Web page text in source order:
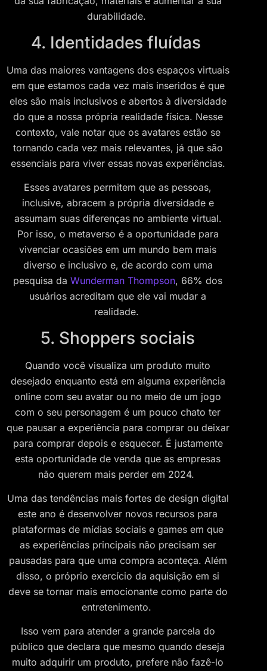
durabilidade.
4. Identidades fluídas
Uma das maiores vantagens dos espaços virtuais
em que estamos cada vez mais inseridos é que
eles são mais inclusivos e abertos à diversidade
do que a nossa própria realidade física. Nesse
contexto, vale notar que os avatares estão se
tornando cada vez mais relevantes, já que são
essenciais para viver essas novas experiências.
Esses avatares permitem que as pessoas,
inclusive, abracem a própria diversidade e
assumam suas diferenças no ambiente virtual.
Por isso, o metaverso é a oportunidade para
vivenciar ocasiões em um mundo bem mais
diverso e inclusivo e, de acordo com uma
pesquisa da Wunderman Thompson, 66% dos
usuários acreditam que ele vai mudar a
realidade.
5. Shoppers sociais
Quando você visualiza um produto muito
desejado enquanto está em alguma experiência
online com seu avatar ou no meio de um jogo
com o seu personagem é um pouco chato ter
que pausar a experiência para comprar ou deixar
para comprar depois e esquecer. É justamente
esta oportunidade de venda que as empresas
não querem mais perder em 2024.
Uma das tendências mais fortes de design digital
este ano é desenvolver novos recursos para
plataformas de mídias sociais e games em que
as experiências principais não precisam ser
pausadas para que uma compra aconteça. Além
disso, o próprio exercício da aquisição em si
deve se tornar mais emocionante como parte do
entretenimento.
Isso vem para atender a grande parcela do
público que declara que mesmo quando deseja
muito adquirir um produto, prefere não fazê-lo